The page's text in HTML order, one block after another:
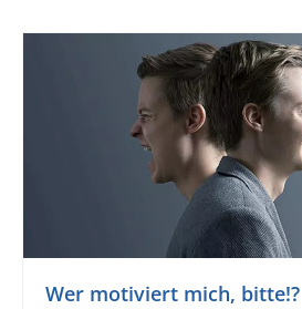
Wer motiviert mich, bitte!?